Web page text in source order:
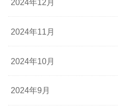
2024年12月
2024年11月
2024年10月
2024年9月